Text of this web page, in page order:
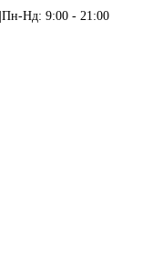
Пн-Нд: 9:00 - 21:00